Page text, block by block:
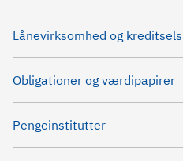
Lånevirksomhed og
Obligationer og værdipapirer
Pengeinstitutter